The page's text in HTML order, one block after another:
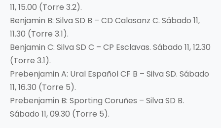
11, 15.00 (Torre 3.2).
Benjamin B: Silva SD B – CD Calasanz C. Sábado 11,
11.30 (Torre 3.1).
Benjamin C: Silva SD C – CP Esclavas. Sábado 11, 12.30
(Torre 3.1).
Prebenjamin A: Ural Español CF B – Silva SD. Sábado
11, 16.30 (Torre 5).
Prebenjamin B: Sporting Coruñes – Silva SD B.
Sábado 11, 09.30 (Torre 5).